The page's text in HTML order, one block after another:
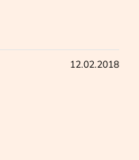
12.02.2018